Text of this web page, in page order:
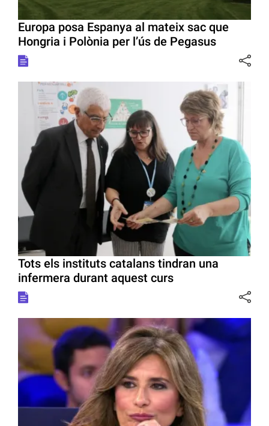
Europa posa Espanya al mateix sac que
Hongria i Polònia per l’ús de Pegasus
Tots els instituts catalans tindran una
infermera durant aquest curs